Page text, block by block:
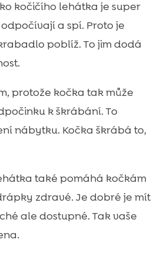
kočičího lehátka je super
a spí. Proto je
poblíž. To jim dodá
protože kočka tak může
k škrábání. To
nábytku. Kočka škrábá to,
také pomáhá kočkám
zdravé. Je dobré je mít
ale dostupné. Tak vaše